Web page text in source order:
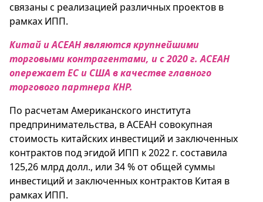
связаны с реализацией различных проектов в
рамках ИПП.
Китай и АСЕАН являются крупнейшими
торговыми контрагентами, и с 2020 г. АСЕАН
опережает ЕС и США в качестве главного
торгового партнера КНР.
По расчетам Американского института
предпринимательства, в АСЕАН совокупная
стоимость китайских инвестиций и заключенных
контрактов под эгидой ИПП к 2022 г. составила
125,26 млрд долл., или 34 % от общей суммы
инвестиций и заключенных контрактов Китая в
рамках ИПП.